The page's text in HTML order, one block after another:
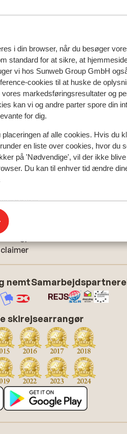
i din browser, når du besøger
standard for at sikre, at
vi hos Sunweb Group GmbH
cookies til at huske de
markedsføringsresultater og
kan vi og andre parter spore din
for dig.
af alle cookies. Hvis du
en liste over cookies, hvor du
på 'Nødvendige', vil der ikke
Du kan til enhver tid ændre
regioner
am See
& cookies
nemtSamarbejdspartnere
skirejsearrangør